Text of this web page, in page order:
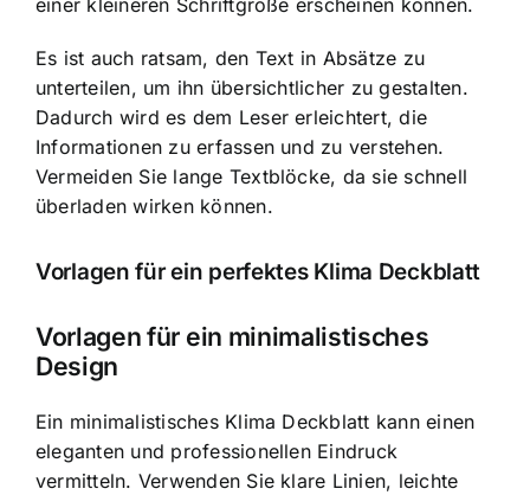
einer kleineren Schriftgröße erscheinen können.
Es ist auch ratsam, den Text in Absätze zu
unterteilen, um ihn übersichtlicher zu gestalten.
Dadurch wird es dem Leser erleichtert, die
Informationen zu erfassen und zu verstehen.
Vermeiden Sie lange Textblöcke, da sie schnell
überladen wirken können.
Vorlagen für ein perfektes Klima Deckblatt
Vorlagen für ein minimalistisches
Design
Ein minimalistisches Klima Deckblatt kann einen
eleganten und professionellen Eindruck
vermitteln. Verwenden Sie klare Linien, leichte